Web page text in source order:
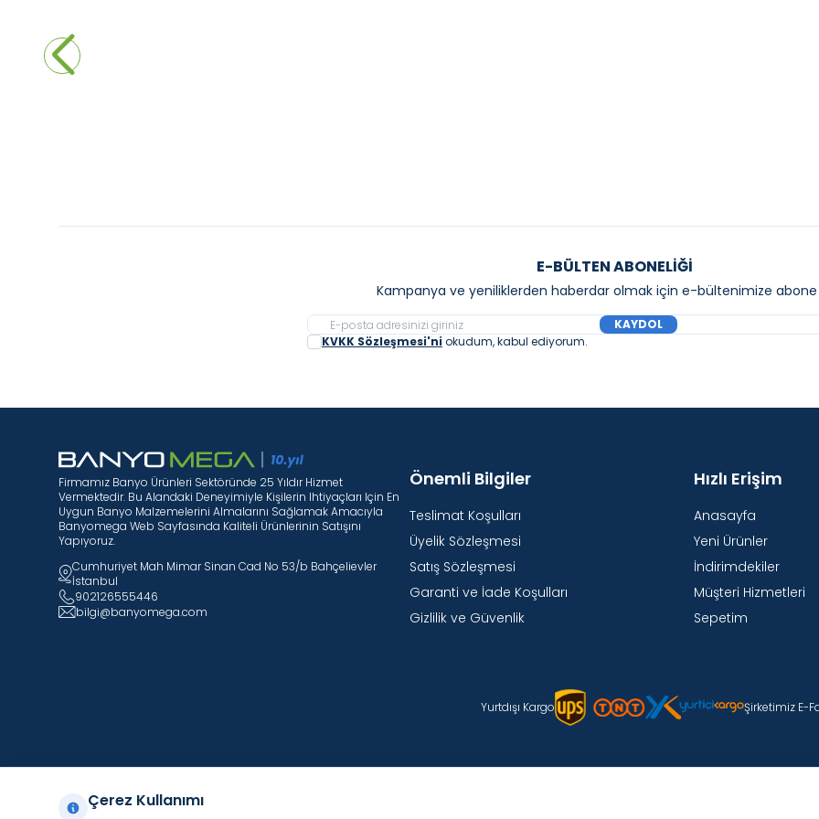
Lavabo
%
E-BÜLTEN ABONELIĞI
Kampanya ve yeniliklerden haberdar olmak için e-bültenimize
KAYDOL
KVKK Sözleşmesi'ni okudum, kabul ediyorum.
Firmamız Banyo Ürünleri Sektöründe 25 Yıldır Hizmet
Vermektedir. Bu Alandaki Deneyimiyle Kişilerin Ihtiyaçları Için En
Uygun Banyo Malzemelerini Almalarını Sağlamak Amacıyla
Banyomega Web Sayfasında Kaliteli Ürünlerinin Satışını
Yapıyoruz.
Cumhuriyet Mah Mimar Sinan Cad No 53/b Bahçelievler
İstanbul
902126555446
bilgi@banyomega.com
Önemli Bilgiler
Teslimat Koşulları
Üyelik Sözleşmesi
Satış Sözleşmesi
Garanti ve İade Koşulları
Gizlilik ve Güvenlik
Hızlı Erişim
Anasayfa
Yeni Ürünler
İndirimdekiler
Müşteri Hizmetleri
Sepetim
Yurtdışı Kargo Şirketimiz E-
Çerez Kullanımı